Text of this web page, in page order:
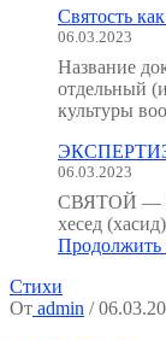
Святость
06.03.2023
Название
отдельный
культуры
06.03.2023
СВЯТОЙ —
хесед
Продолжить
Стихи
От admin /